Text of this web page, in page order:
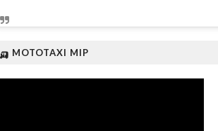
🛺 MOTOTAXI MIP